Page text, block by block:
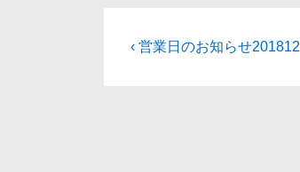
投
前
‹ 営業日のお知らせ201812